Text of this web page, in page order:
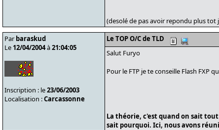
(desolé de pas avoir repondu plus tot
Par baraskud
Le 12/04/2004à21:04:05
Inscription : le23/06/2003
Localisation :Carcassonne
Le TOP O/C de TLD
Salut Furyo
Pour le FTP je te conseille Flash FXP
La théorie, c'est quand on sait
sait pourquoi. Ici, nous avons